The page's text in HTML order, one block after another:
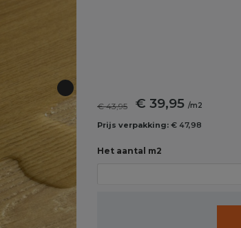
€ 43,95 € 39,95 /m2
Prijs verpakking: € 47,98
Het aantal m2